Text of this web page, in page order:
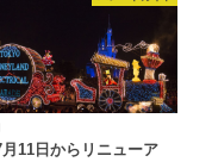
11日からリニューア